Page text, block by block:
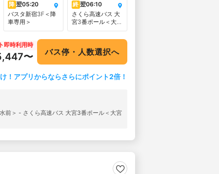
降 翌05:20
バスタ新宿3F＜降
車専用＞
終 翌06:10
さくら高速バス 大
宮3番ポール＜大宮
駅西口ファミリー
マート桜木町1丁目
即時利用時
〜 バス停・人数選択へ
！アプリからならさらにポイント2倍！
前＞ - さくら高速バス 大宮3番ポール＜大宮